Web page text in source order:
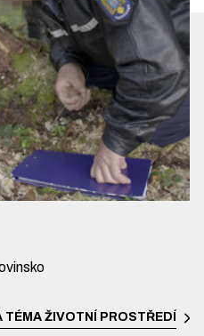
TÉMA ŽIVOTNÍ PROSTŘEDÍ